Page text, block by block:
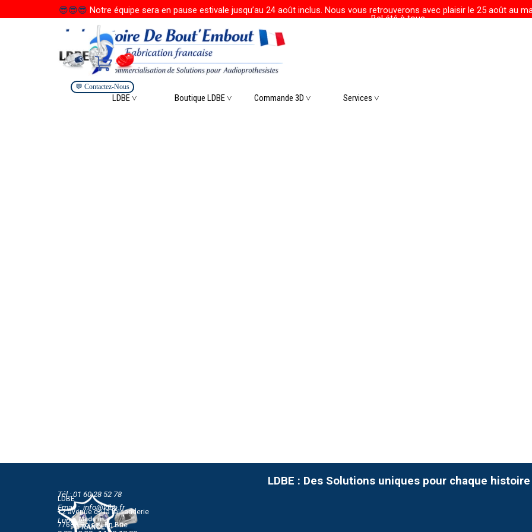
Aller au contenu
😎😎😎 Notre équipe sera en pause estivale jusqu’au 24 août inclus. Nous vous retrouverons avec plaisir le 25 août au
Bel été à tous.
💬 Contactez-Nous
Sauter le menu
LDBE ˅ ▼
Boutique LDBE ˅ ▼
Commande 3D ˅ ▼
Services ˅
LDBE : Des Solutions uniques pour chaque histoire
Tél : 01 60 28 52 78
Email : info@ldbe.fr
Lun-Jeu
LDBE
12 avenue de la faisanderie
77680 Roissy En Brie